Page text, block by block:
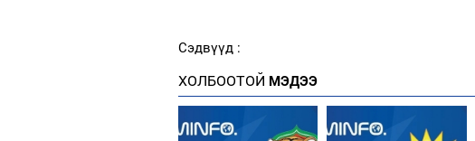
Сэдвүүд :
ХОЛБООТОЙ МЭДЭЭ